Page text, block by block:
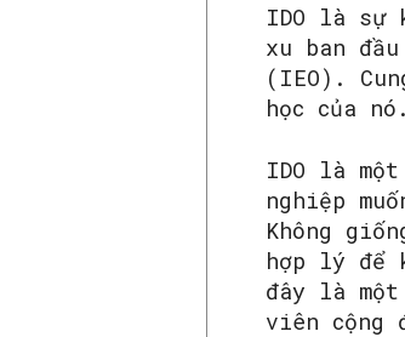
IDO là sự
xu ban
(IEO).
học của nó.
IDO là
nghiệp
Không
hợp lý để
đây là
viên cộng